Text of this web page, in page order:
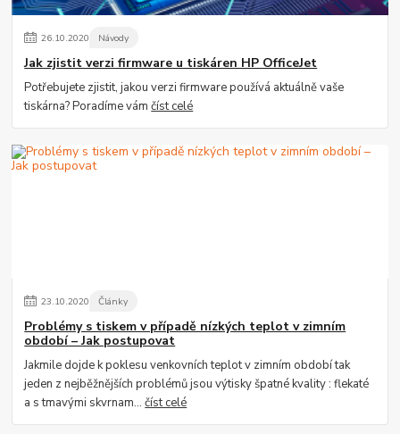
26.10.2020 Návody
Jak zjistit verzi firmware u tiskáren HP OfficeJet
Potřebujete zjistit, jakou verzi firmware používá aktuálně vaše
tiskárna? Poradíme vámčíst celé
23.10.2020 Články
Problémy s tiskem v případě nízkých teplot v zimním
období – Jak postupovat
Jakmile dojde k poklesu venkovních teplot v zimním období tak
jeden z nejběžnějších problémů jsou výtisky špatné kvality : flekaté
a s tmavými skvrnam...číst celé